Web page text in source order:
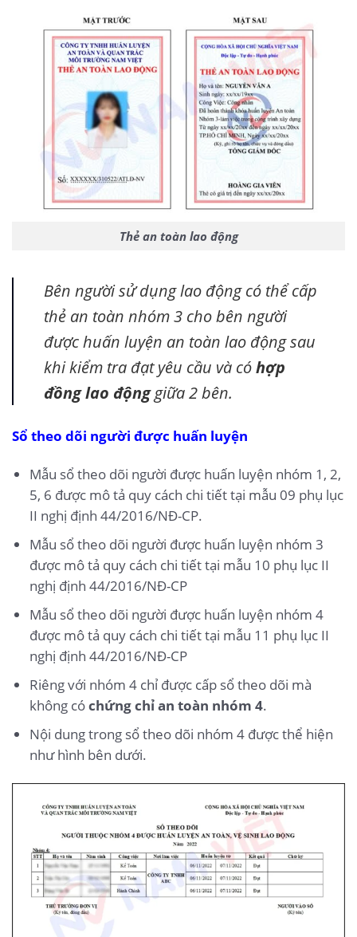
Thẻ an toàn lao động
Bên người sử dụng lao động có thể cấp
thẻ an toàn nhóm 3 cho bên người
được huấn luyện an toàn lao động sau
khi kiểm tra đạt yêu cầu và cóhợp
đồng lao độnggiữa 2 bên.
Sổ theo dõi người được huấn luyện
Mẫu sổ theo dõi người được huấn luyện nhóm 1, 2,
5, 6 được mô tả quy cách chi tiết tại mẫu 09 phụ lục
II nghị định 44/2016/NĐ-CP.
Mẫu sổ theo dõi người được huấn luyện nhóm 3
được mô tả quy cách chi tiết tại mẫu 10 phụ lục II
nghị định 44/2016/NĐ-CP
Mẫu sổ theo dõi người được huấn luyện nhóm 4
được mô tả quy cách chi tiết tại mẫu 11 phụ lục II
nghị định 44/2016/NĐ-CP
Riêng với nhóm 4 chỉ được cấp sổ theo dõi mà
không cóchứng chỉ an toàn nhóm 4.
Nội dung trong sổ theo dõi nhóm 4 được thể hiện
như hình bên dưới.